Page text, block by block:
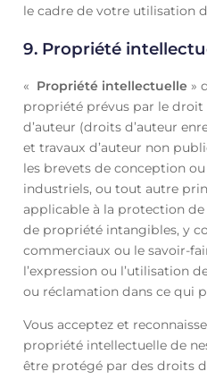
le cadre de votre utilisation
9. Propriété
« Propriété intellectuelle »
propriété prévus par le droit
d’auteur (droits d’auteur
et travaux d’auteur non
les brevets de conception
industriels, ou tout autre
applicable à la protection
de propriété intangibles, y
commerciaux ou le savoir-
l’expression ou l’utilisation
ou réclamation dans ce qui
Vous acceptez et
propriété intellectuelle de
être protégé par des droits